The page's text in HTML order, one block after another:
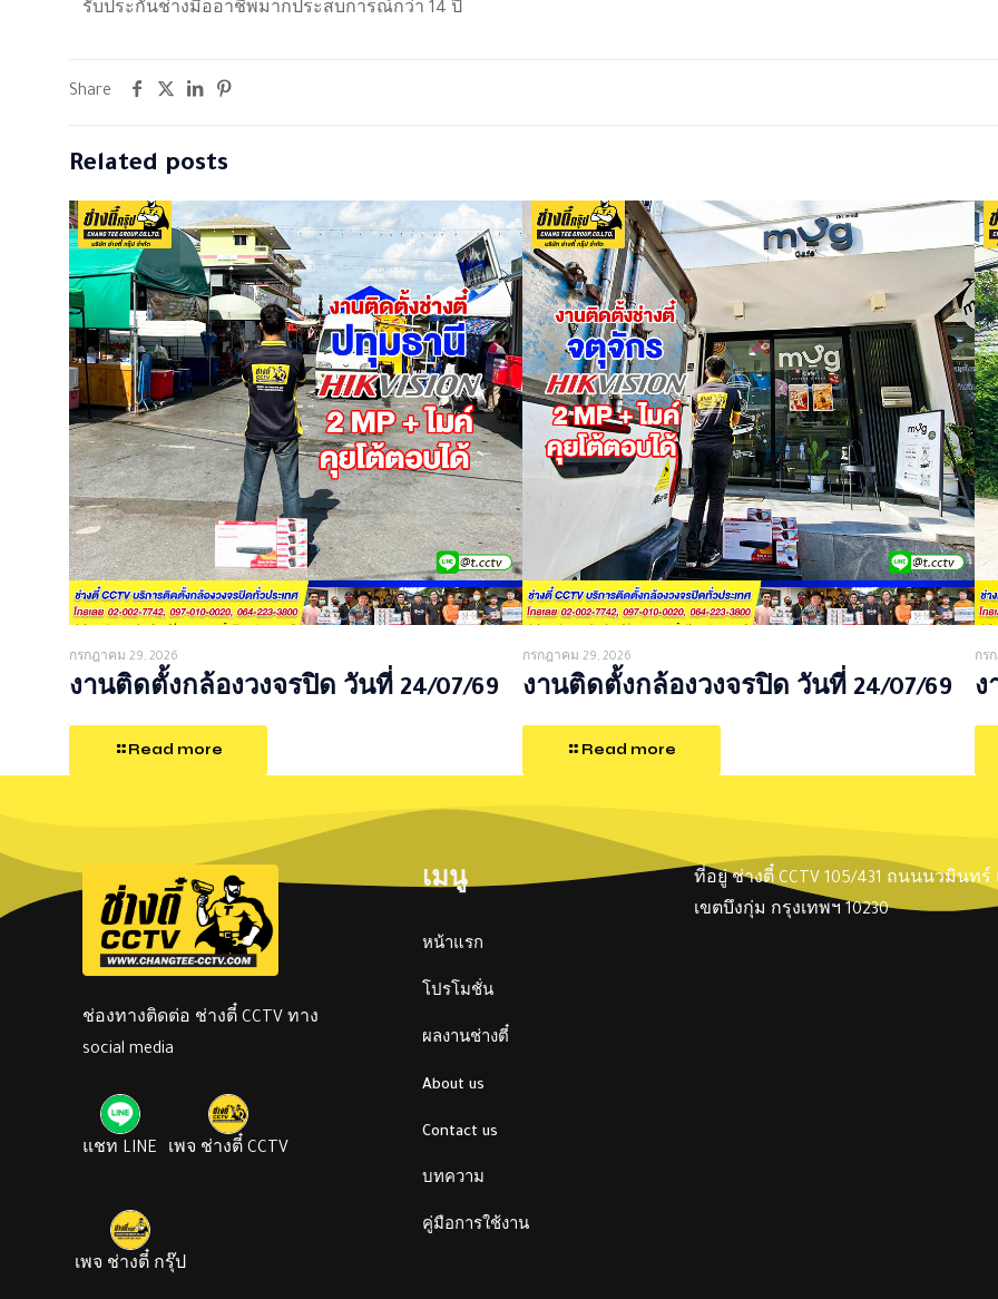
รับประกันช่างมืออาชีพมากประสบการณ์กว่า 14 ปี
Share
Related posts
กรกฎาคม 29, 2026
งานติดตั้งกล้องวงจรปิด วันที่ 24/07/69
Read more
กรกฎาคม 29, 2026
งานติดตั้งกล้องวงจรปิด วันที่ 24/07/69
Read more
กร
ง
ช่องทางติดต่อ ช่างตี๋ CCTV ทาง
social media
แชท LINE เพจ ช่างตี๋ CCTV
เพจ ช่างตี๋ กรุ๊ป
เมนู
หน้าแรก
โปรโมชั่น
ผลงานช่างตี๋
About us
Contact us
บทความ
คู่มือการใช้งาน
ที่อยู่ ช่างตี๋ CCTV 105/431 ถนนนวมินท
เขตบึงกุ่ม กรุงเทพฯ 10230